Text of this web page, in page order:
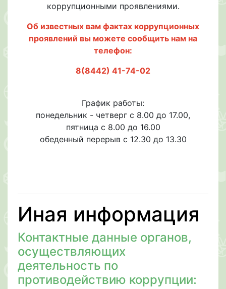
коррупционными проявлениями.
Об известных вам фактах коррупционных
проявлений вы можете сообщить нам на
телефон:
8(8442) 41-74-02
График работы:
понедельник - четверг с 8.00 до 17.00,
пятница с 8.00 до 16.00
обеденный перерыв с 12.30 до 13.30
Иная информация
Контактные данные органов,
осуществляющих
деятельность по
противодействию коррупции: